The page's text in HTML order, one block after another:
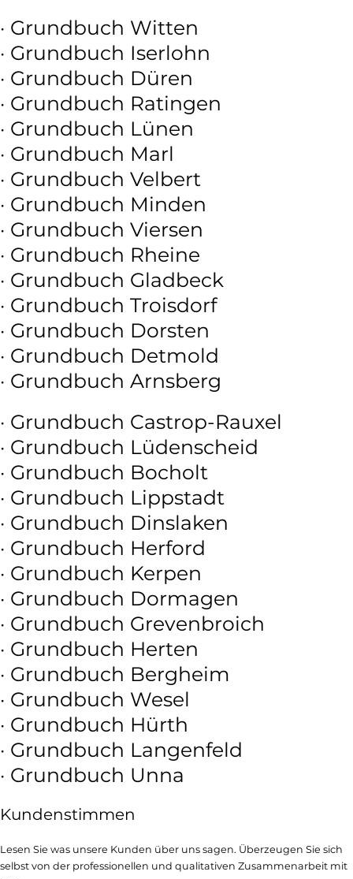
· Grundbuch Witten
· Grundbuch Iserlohn
· Grundbuch Düren
· Grundbuch Ratingen
· Grundbuch Lünen
· Grundbuch Marl
· Grundbuch Velbert
· Grundbuch Minden
· Grundbuch Viersen
· Grundbuch Rheine
· Grundbuch Gladbeck
· Grundbuch Troisdorf
· Grundbuch Dorsten
· Grundbuch Detmold
· Grundbuch Arnsberg
· Grundbuch Castrop-Rauxel
· Grundbuch Lüdenscheid
· Grundbuch Bocholt
· Grundbuch Lippstadt
· Grundbuch Dinslaken
· Grundbuch Herford
· Grundbuch Kerpen
· Grundbuch Dormagen
· Grundbuch Grevenbroich
· Grundbuch Herten
· Grundbuch Bergheim
· Grundbuch Wesel
· Grundbuch Hürth
· Grundbuch Langenfeld
· Grundbuch Unna
Kundenstimmen
Lesen Sie was unsere Kunden über uns sagen. Überzeugen Sie sich
selbst von der professionellen und qualitativen Zusammenarbeit mit